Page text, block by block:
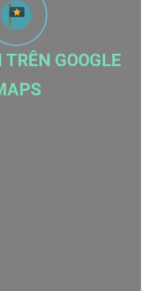
GOOGLE